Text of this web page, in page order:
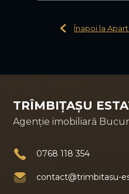
Înapoi la
TRÎMBIȚAȘU
Agenție imobiliară
0768 118 354
contact@trimbitasu-